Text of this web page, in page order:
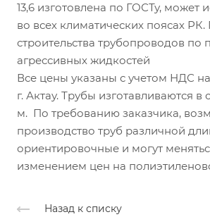
13,6 изготовлена по ГОСТу, может
во всех климатических поясах
строительства трубопроводов по
агрессивных жидкостей
Все цены указаны с учетом НДС
г. Актау. Трубы изготавливаются в
м. По требованию заказчика,
производство труб различной
ориентировочные и могут
изменением цен на
Назад к списку